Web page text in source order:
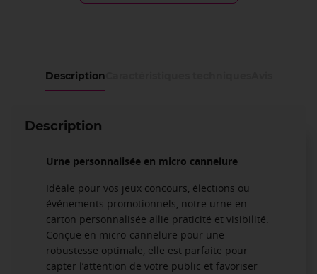
Description
Description
Urne personnalisée en micro cannelure
Idéale pour vos jeux concours, élections ou
événements promotionnels, notre urne en
carton personnalisée allie praticité et visibilité.
Conçue en micro-cannelure pour une
robustesse optimale, elle est parfaite pour
capter l’attention de votre public et favoriser